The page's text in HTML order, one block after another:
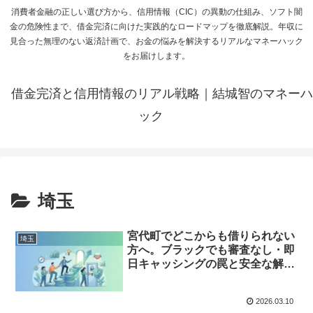
消費者金融の正しい選び方から、信用情報（CIC）の異動の仕組み、ソフト闇
金の危険性まで、借金完済に向けた実践的なロードマップを徹底解説。年収に
見合った無理のない返済計画で、お金の悩みを解決するリアルなマネーハック
をお届けします。
借金完済と信用情報のリアル戦略｜結城智のマネーハ
ック
埼玉
埼玉
宮代町でどこからも借りられない
方へ。ブラックでも審査なし・即
日キャッシングの罠と安全な解決
2026.03.10